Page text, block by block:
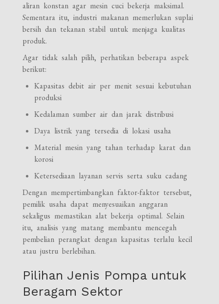
aliran konstan agar mesin cuci bekerja maksimal.
Sementara itu, industri makanan memerlukan suplai
bersih dan tekanan stabil untuk menjaga kualitas
produk.
Agar tidak salah pilih, perhatikan beberapa aspek
berikut:
Kapasitas debit air per menit sesuai kebutuhan
produksi
Kedalaman sumber air dan jarak distribusi
Daya listrik yang tersedia di lokasi usaha
Material mesin yang tahan terhadap karat dan
korosi
Ketersediaan layanan servis serta suku cadang
Dengan mempertimbangkan faktor-faktor tersebut,
pemilik usaha dapat menyesuaikan anggaran
sekaligus memastikan alat bekerja optimal. Selain
itu, analisis yang matang membantu mencegah
pembelian perangkat dengan kapasitas terlalu kecil
atau justru berlebihan.
Pilihan Jenis Pompa untuk
Beragam Sektor